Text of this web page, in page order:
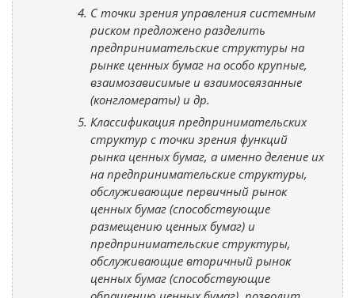
С точки зрения управления системным
риском предложено разделить
предпринимательские структуры на
рынке ценных бумаг на особо крупные,
взаимозависимые и взаимосвязанные
(конгломераты) и др.
Классификация предпринимательских
структур с точки зрения функций
рынка ценных бумаг, а именно деление их
на предпринимательские структуры,
обслуживающие первичный рынок
ценных бумаг (способствующие
размещению ценных бумаг) и
предпринимательские структуры,
обслуживающие вторичный рынок
ценных бумаг (способствующие